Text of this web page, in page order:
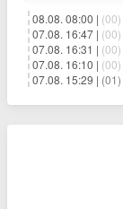
08.08. 08:00 | (00)
07.08. 16:47 | (00)
07.08. 16:31 | (00)
07.08. 16:10 | (00)
07.08. 15:29 | (01)